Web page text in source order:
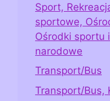
Sport,
sportowe,
Ośrodki sportu
narodowe
Transport/Bus
Transport/Bus,